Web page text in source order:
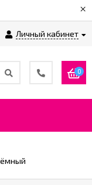
×
Личный кабинет
0